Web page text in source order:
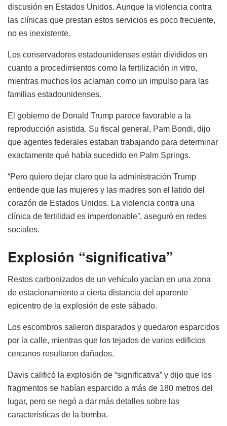
discusión en Estados Unidos. Aunque la violencia contra
las clínicas que prestan estos servicios es poco frecuente,
no es inexistente.
Los conservadores estadounidenses están divididos en
cuanto a procedimientos como la fertilización in vitro,
mientras muchos los aclaman como un impulso para las
familias estadounidenses.
El gobierno de Donald Trump parece favorable a la
reproducción asistida. Su fiscal general, Pam Bondi, dijo
que agentes federales estaban trabajando para determinar
exactamente qué había sucedido en Palm Springs.
“Pero quiero dejar claro que la administración Trump
entiende que las mujeres y las madres son el latido del
corazón de Estados Unidos. La violencia contra una
clínica de fertilidad es imperdonable”, aseguró en redes
sociales.
Explosión “significativa”
Restos carbonizados de un vehículo yacían en una zona
de estacionamiento a cierta distancia del aparente
epicentro de la explosión de este sábado.
Los escombros salieron disparados y quedaron esparcidos
por la calle, mientras que los tejados de varios edificios
cercanos resultaron dañados.
Davis calificó la explosión de “significativa” y dijo que los
fragmentos se habían esparcido a más de 180 metros del
lugar, pero se negó a dar más detalles sobre las
características de la bomba.